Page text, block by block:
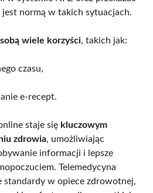
normą w takich sytuacjach.
wiele korzyści, takich jak:
czasu,
e-recept.
staje się kluczowym
zdrowia, umożliwiając
informacji i lepsze
Telemedycyna
w opiece zdrowotnej,